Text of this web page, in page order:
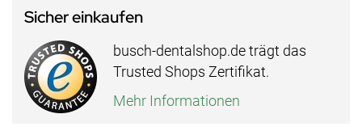
Sicher einkaufen
busch-dentalshop.de trägt das
Trusted Shops Zertifikat.
Mehr Informationen